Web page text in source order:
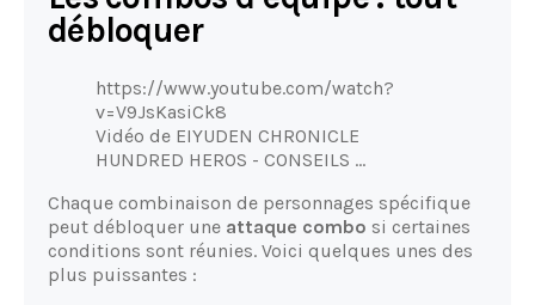
débloquer
https://www.youtube.com/watch?
v=V9JsKasiCk8
Vidéo de EIYUDEN CHRONICLE
HUNDRED HEROS - CONSEILS …
Chaque combinaison de personnages spécifique
peut débloquer une attaque combo si certaines
conditions sont réunies. Voici quelques unes des
plus puissantes :